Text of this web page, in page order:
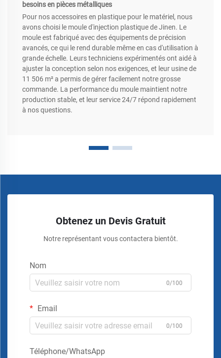
besoins en pièces métalliques
Pour nos accessoires en plastique pour le matériel, nous
avons choisi le moule d'injection plastique de Jinen. Le
moule est fabriqué avec des équipements de précision
avancés, ce qui le rend durable même en cas d'utilisation à
grande échelle. Leurs techniciens expérimentés ont aidé à
ajuster la conception selon nos exigences, et leur usine de
11 506 m² a permis de gérer facilement notre grosse
commande. La performance du moule maintient notre
production stable, et leur service 24/7 répond rapidement
à nos questions.
Obtenez un Devis Gratuit
Notre représentant vous contactera bientôt.
Nom
0/100
Email
0/100
Téléphone/WhatsApp